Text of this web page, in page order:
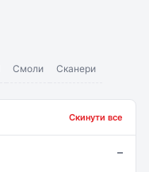
Смоли Сканери
Скинути все